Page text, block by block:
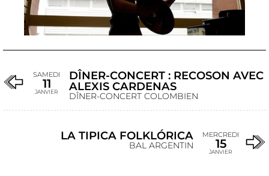
SAMEDI
11
JANVIER
DÎNER-CONCERT : RECOSON AVEC
ALEXIS CARDENAS
DÎNER-CONCERT COLOMBIEN
LA TIPICA FOLKLÓRICA
BAL ARGENTIN
MERCREDI
15
JANVIER